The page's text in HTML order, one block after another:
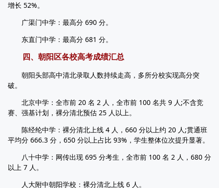
增长 52%。
广渠门中学：最高分 690 分。
东直门中学：最高分 681 分。
四、朝阳区各校高考成绩汇总
朝阳头部高中清北录取人数持续走高，多所分校实现高分突
破。
北京中学：全市前 20 名 2 人，全市前 100 名共 9 人;不含竞
赛、强基计划，裸分清北预估 25 人以上。
陈经纶中学：裸分清北上线 4 人，660 分以上约 20 人;贯通班
平均分 666.3 分，650 分以上占比 93%，学生整体位次提升显著。
八十中学：网传出现 695 分考生，全市前 100 名 2 人，680 分
以上 7 人。
人大附中朝阳学校：裸分清北上线 6 人。